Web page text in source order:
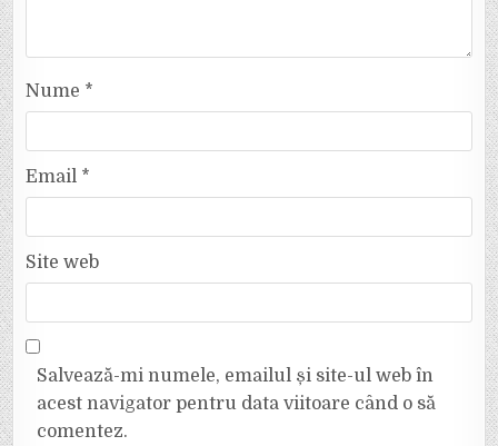
Nume *
Email *
Site web
Salvează-mi numele, emailul și site-ul web în
acest navigator pentru data viitoare când o să
comentez.